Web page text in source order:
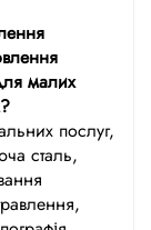
малих
послуг,
сталь,